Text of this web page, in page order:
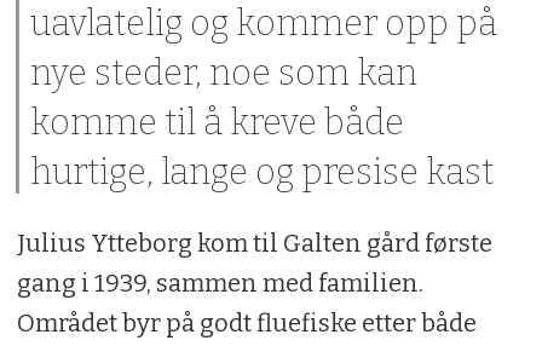
uavlatelig og kommer opp på
nye steder, noe som kan
komme til å kreve både
hurtige, lange og presise kast
Julius Ytteborg kom til Galten gård første
gang i 1939, sammen med familien.
Området byr på godt fluefiske etter både